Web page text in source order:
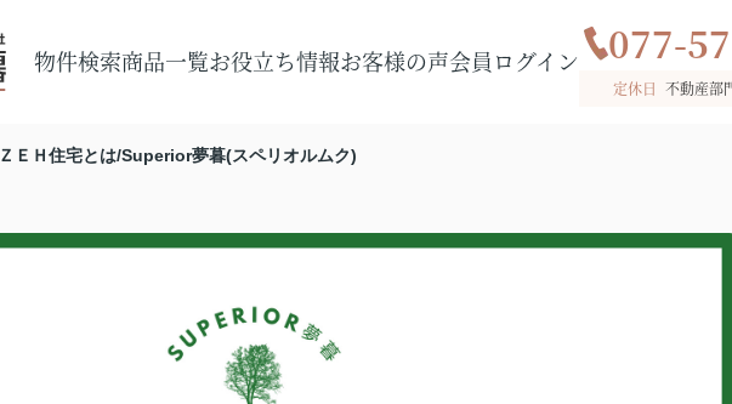
物件検索商品一覧お役立ち情報お客様の声会員ログイン 077-
定休日 不動産部
ＺＥＨ住宅とは/Superior夢暮(スペリオルムク)